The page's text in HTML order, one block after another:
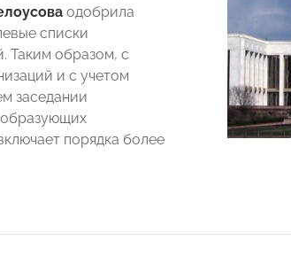
одобрила
списки
Таким образом, с
и с учетом
заседании
порядка более